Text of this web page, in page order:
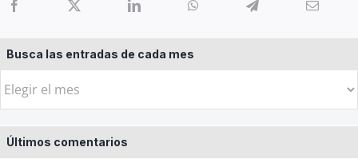
Busca las entradas de cada mes
Últimos comentarios